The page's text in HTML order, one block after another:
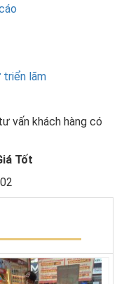
triển lãm
vấn khách hàng có
Tốt